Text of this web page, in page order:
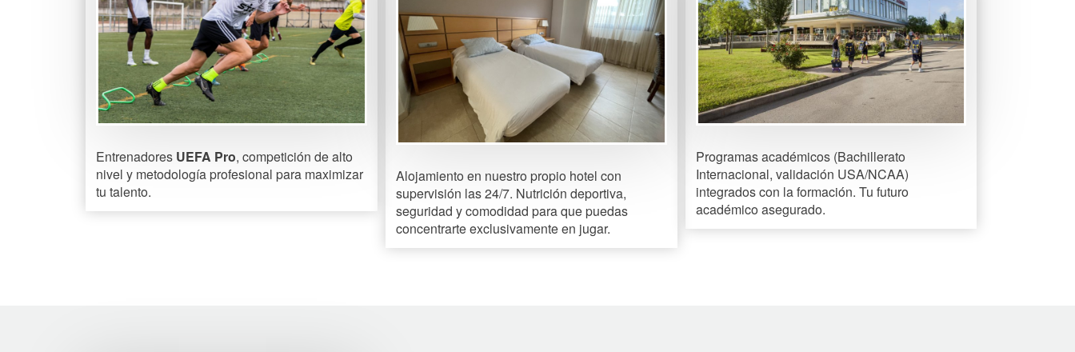
Entrenadores UEFA Pro, competición de alto
nivel y metodología profesional para maximizar
tu talento.
Alojamiento en nuestro propio hotel con
supervisión las 24/7. Nutrición deportiva,
seguridad y comodidad para que puedas
concentrarte exclusivamente en jugar.
Programas académicos (Bachillerato
Internacional, validación USA/NCAA)
integrados con la formación. Tu futuro
académico asegurado.